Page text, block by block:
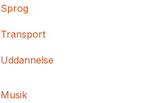
Sprog
Transport
Uddannelse
Musik